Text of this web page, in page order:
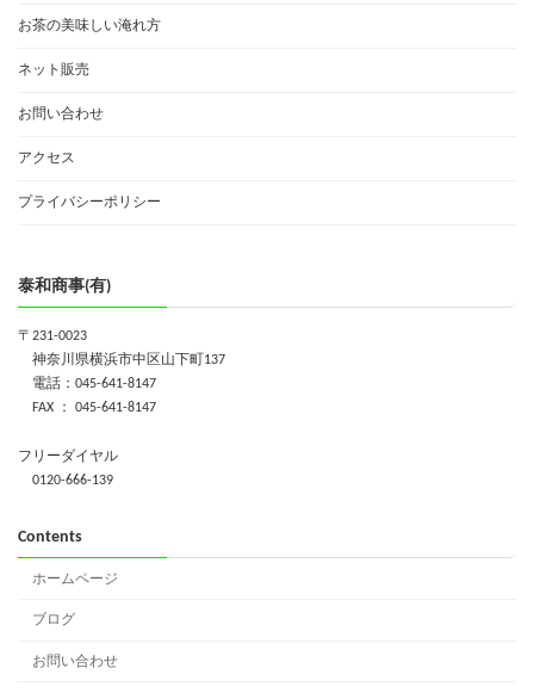
お茶の美味しい淹れ方
ネット販売
お問い合わせ
アクセス
プライバシーポリシー
泰和商事(有)
〒231-0023
神奈川県横浜市中区山下町137
電話：045-641-8147
FAX ： 045-641-8147
フリーダイヤル
0120-666-139
Contents
ホームページ
ブログ
お問い合わせ